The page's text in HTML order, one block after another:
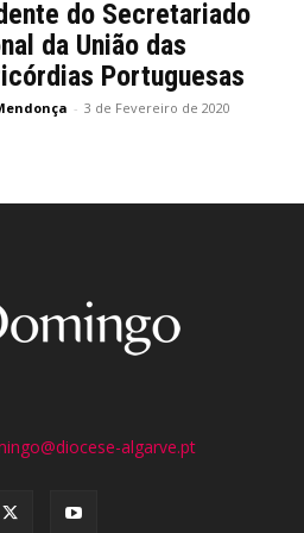
do Secretariado
da União das
Portuguesas
- 3 de Fevereiro de 2020
algarve.pt